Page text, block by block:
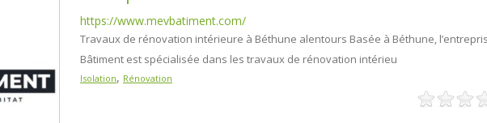
https://www.mevbatiment.com/
Travaux de rénovation intérieure à Béthune alentours Basée à Béthune,
Bâtiment est spécialisée dans les travaux de rénovation intérieu
Isolation, Rénovation